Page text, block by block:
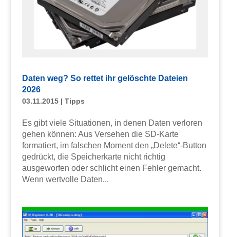
Daten weg? So rettet ihr gelöschte Dateien
2026
03.11.2015| Tipps
Es gibt viele Situationen, in denen Daten verloren
gehen können: Aus Versehen die SD-Karte
formatiert, im falschen Moment den „Delete“-Button
gedrückt, die Speicherkarte nicht richtig
ausgeworfen oder schlicht einen Fehler gemacht.
Wenn wertvolle Daten...